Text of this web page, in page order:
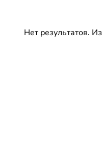
Нет результатов.